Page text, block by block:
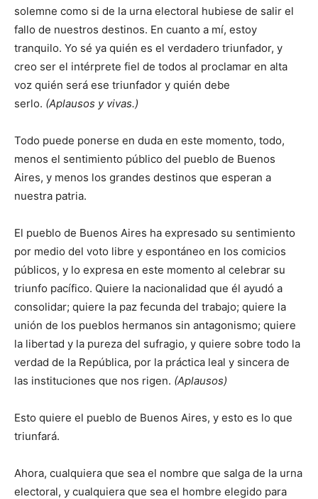
solemne como si de la urna electoral hubiese de salir el
fallo de nuestros destinos. En cuanto a mí, estoy
tranquilo. Yo sé ya quién es el verdadero triunfador, y
creo ser el intérprete fiel de todos al proclamar en alta
voz quién será ese triunfador y quién debe
serlo. (Aplausos y vivas.)
Todo puede ponerse en duda en este momento, todo,
menos el sentimiento público del pueblo de Buenos
Aires, y menos los grandes destinos que esperan a
nuestra patria.
El pueblo de Buenos Aires ha expresado su sentimiento
por medio del voto libre y espontáneo en los comicios
públicos, y lo expresa en este momento al celebrar su
triunfo pacífico. Quiere la nacionalidad que él ayudó a
consolidar; quiere la paz fecunda del trabajo; quiere la
unión de los pueblos hermanos sin antagonismo; quiere
la libertad y la pureza del sufragio, y quiere sobre todo la
verdad de la República, por la práctica leal y sincera de
las instituciones que nos rigen. (Aplausos)
Esto quiere el pueblo de Buenos Aires, y esto es lo que
triunfará.
Ahora, cualquiera que sea el nombre que salga de la urna
electoral, y cualquiera que sea el hombre elegido para